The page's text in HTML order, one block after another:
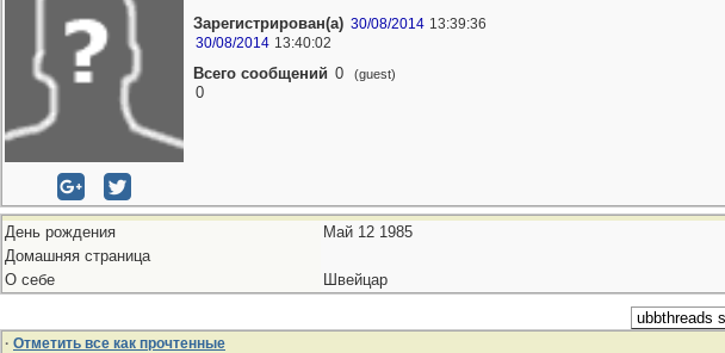
Зарегистрирован(а) 30/08/2014 13:39:36
30/08/2014 13:40:02
Всего сообщений 0 (guest)
0
День рождения
Май 12 1985
Домашняя страница
О себе
Швейцар
· Отметить все как прочтенные